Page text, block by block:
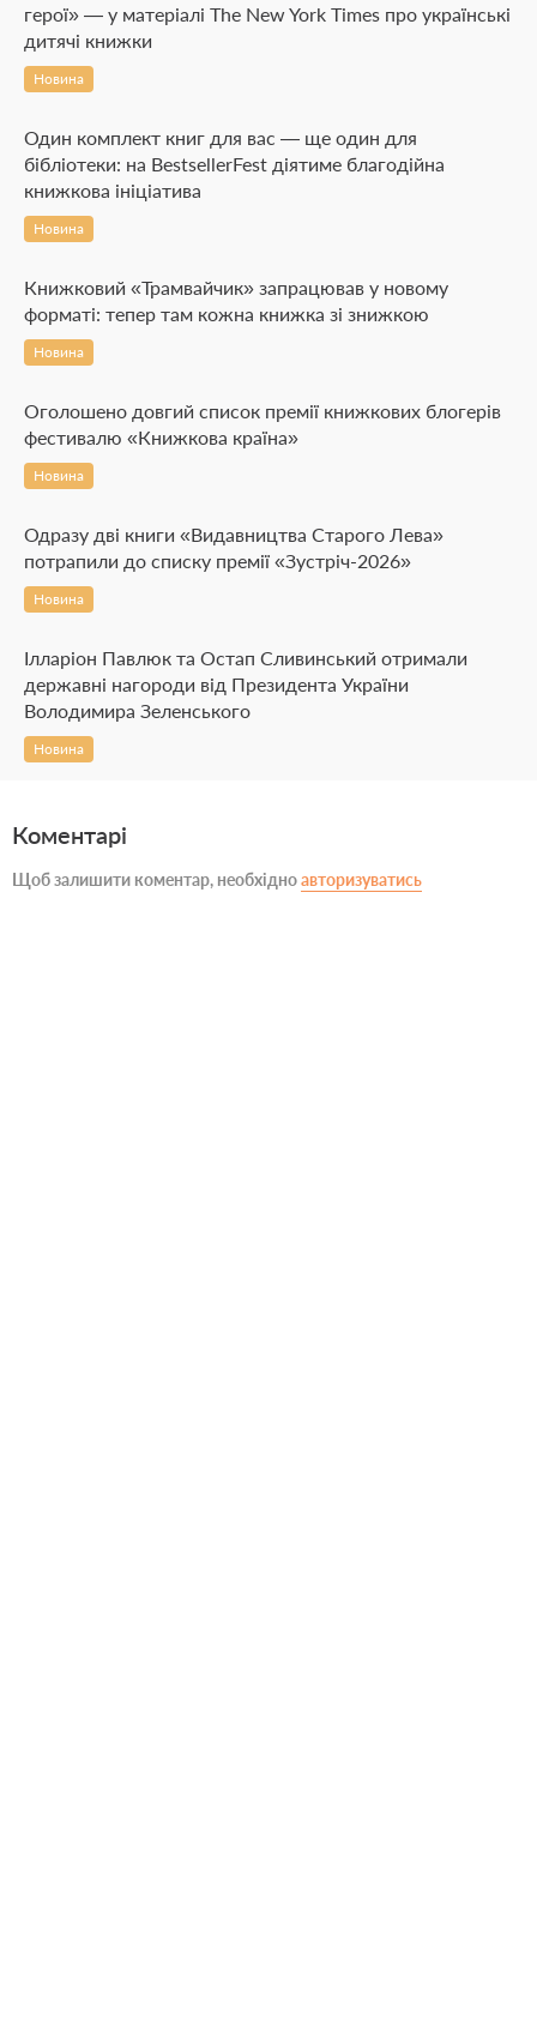
герої» — у матеріалі The New York Times про українські
дитячі книжки
Новина
Один комплект книг для вас — ще один для
бібліотеки: на BestsellerFest діятиме благодійна
книжкова ініціатива
Новина
Книжковий «Трамвайчик» запрацював у новому
форматі: тепер там кожна книжка зі знижкою
Новина
Оголошено довгий список премії книжкових блогерів
фестивалю «Книжкова країна»
Новина
Одразу дві книги «Видавництва Старого Лева»
потрапили до списку премії «Зустріч-2026»
Новина
Ілларіон Павлюк та Остап Сливинський отримали
державні нагороди від Президента України
Володимира Зеленського
Новина
Коментарі
Щоб залишити коментар, необхідноавторизуватись